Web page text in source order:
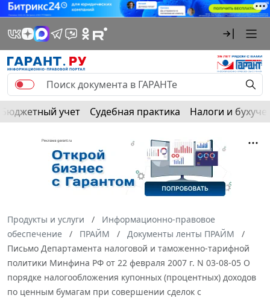
Бюджетный учет Судебная практика Налоги и
Продукты и услуги
Информационно-правовое
обеспечение
ПРАЙМ
Документы ленты ПРАЙМ
Письмо Департамента налоговой и таможенно-тарифной
политики Минфина РФ от 22 февраля 2007 г. N 03-08-05 О
порядке налогообложения купонных (процентных) доходов
по ценным бумагам при совершении сделок с